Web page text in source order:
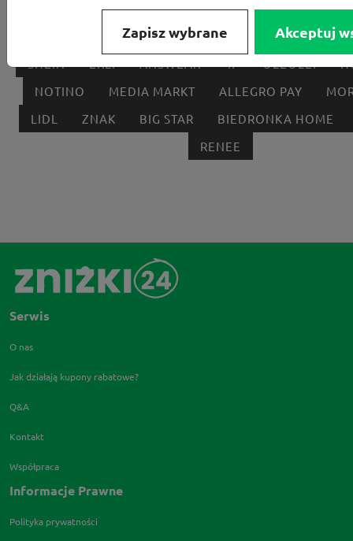
BORN2BE
KOMFORT CCC SMYK
LOUNGE BY ZALANDO
ALLEGRO
HOMLA
SHEIN
ERLI ANSWEAR 4F OLEOLE!
NOTINO
MEDIA MARKT ALLEGRO PAY
LIDL
ZNAK BIG STAR
BIEDRONKA HOME
RENEE
Serwis
O nas
Jak działają kupony rabatowe?
Q&A
Kontakt
Współpraca
Informacje Prawne
Polityka prywatności
Zapisz wybrane Akceptuj